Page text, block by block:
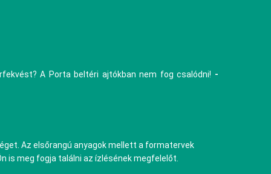
A Porta beltéri ajtókban nem fog csalódni! -
Az elsőrangú anyagok mellett a formatervek
is meg fogja találni az ízlésének megfelelőt.